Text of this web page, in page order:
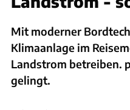
Mit moderner
Klimaanlage im
Landstrom betreiben.
gelingt.